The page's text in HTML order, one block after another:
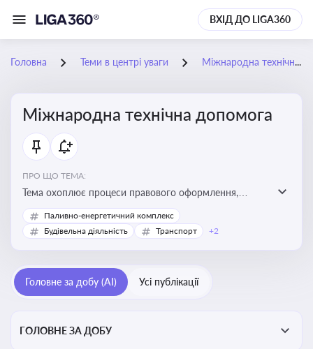
ВХІД ДО LIGA360
Головна Теми в центрі уваги Міжнародна технічна допомога
Міжнародна технічна допомога
ПРО ЩО ТЕМА:
Тема охоплює процеси правового оформлення,
адміністрування і контролю технічної допомоги, що
надається Україні з-за кордону, і є критично
Паливно-енергетичний комплекс
Будівельна діяльність
Транспорт +2
Головне за добу (AI) Усі публікації
ГОЛОВНЕ ЗА ДОБУ